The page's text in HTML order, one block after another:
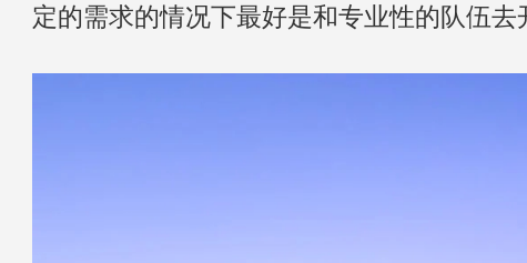
定的需求的情况下最好是和专业性的队伍去